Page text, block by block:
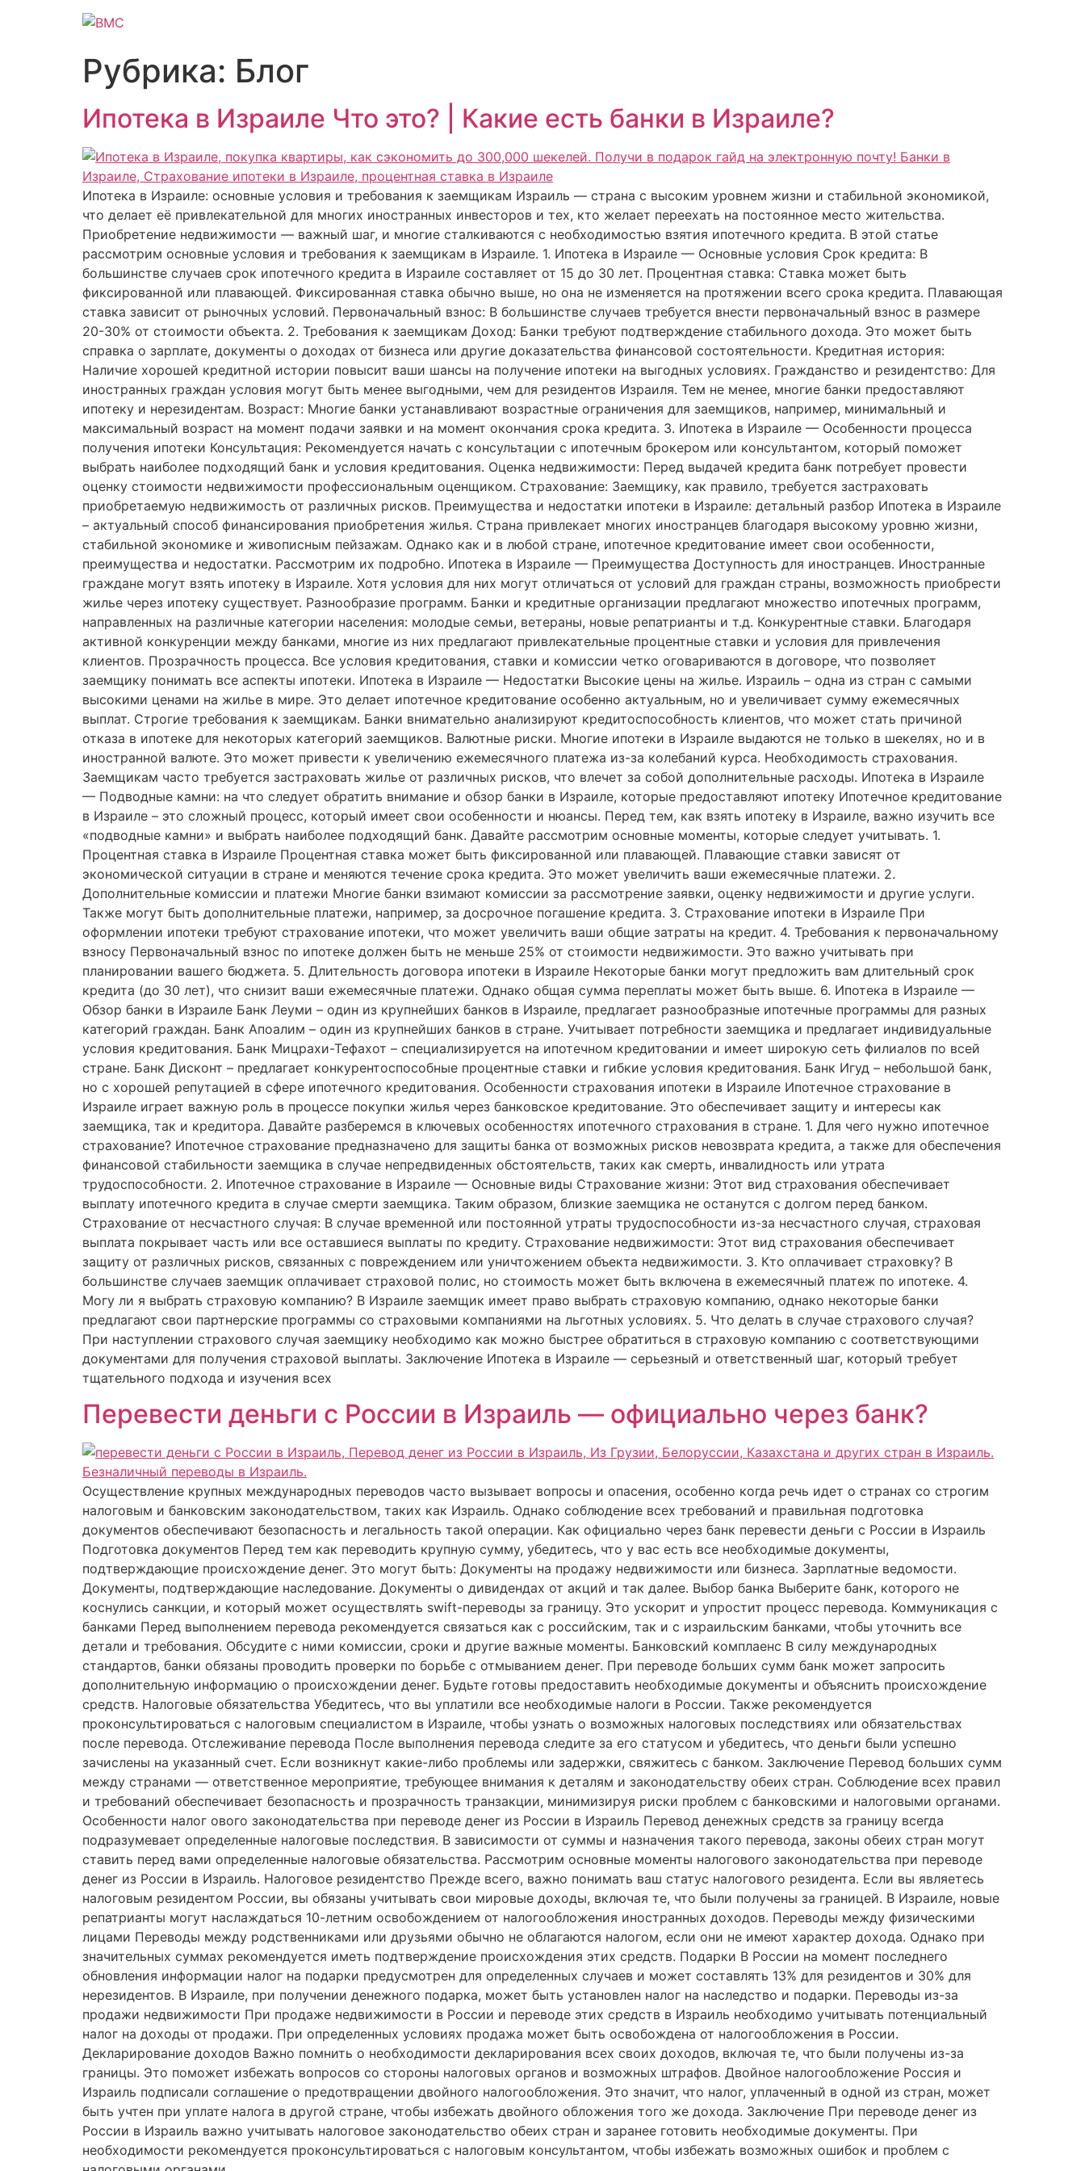
Рубрика: Блог
Ипотека в Израиле Что это? | Какие есть банки в Израиле?
Ипотека в Израиле: основные условия и требования к заемщикам Израиль — страна с высоким уровнем жизни и стабильной экономикой,
что делает её привлекательной для многих иностранных инвесторов и тех, кто желает переехать на постоянное место жительства.
Приобретение недвижимости — важный шаг, и многие сталкиваются с необходимостью взятия ипотечного кредита. В этой статье
рассмотрим основные условия и требования к заемщикам в Израиле. 1. Ипотека в Израиле — Основные условия Срок кредита: В
большинстве случаев срок ипотечного кредита в Израиле составляет от 15 до 30 лет. Процентная ставка: Ставка может быть
фиксированной или плавающей. Фиксированная ставка обычно выше, но она не изменяется на протяжении всего срока кредита. Плавающая
ставка зависит от рыночных условий. Первоначальный взнос: В большинстве случаев требуется внести первоначальный взнос в размере
20-30% от стоимости объекта. 2. Требования к заемщикам Доход: Банки требуют подтверждение стабильного дохода. Это может быть
справка о зарплате, документы о доходах от бизнеса или другие доказательства финансовой состоятельности. Кредитная история:
Наличие хорошей кредитной истории повысит ваши шансы на получение ипотеки на выгодных условиях. Гражданство и резидентство: Для
иностранных граждан условия могут быть менее выгодными, чем для резидентов Израиля. Тем не менее, многие банки предоставляют
ипотеку и нерезидентам. Возраст: Многие банки устанавливают возрастные ограничения для заемщиков, например, минимальный и
максимальный возраст на момент подачи заявки и на момент окончания срока кредита. 3. Ипотека в Израиле — Особенности процесса
получения ипотеки Консультация: Рекомендуется начать с консультации с ипотечным брокером или консультантом, который поможет
выбрать наиболее подходящий банк и условия кредитования. Оценка недвижимости: Перед выдачей кредита банк потребует провести
оценку стоимости недвижимости профессиональным оценщиком. Страхование: Заемщику, как правило, требуется застраховать
приобретаемую недвижимость от различных рисков. Преимущества и недостатки ипотеки в Израиле: детальный разбор Ипотека в Израиле
– актуальный способ финансирования приобретения жилья. Страна привлекает многих иностранцев благодаря высокому уровню жизни,
стабильной экономике и живописным пейзажам. Однако как и в любой стране, ипотечное кредитование имеет свои особенности,
преимущества и недостатки. Рассмотрим их подробно. Ипотека в Израиле — Преимущества Доступность для иностранцев. Иностранные
граждане могут взять ипотеку в Израиле. Хотя условия для них могут отличаться от условий для граждан страны, возможность приобрести
жилье через ипотеку существует. Разнообразие программ. Банки и кредитные организации предлагают множество ипотечных программ,
направленных на различные категории населения: молодые семьи, ветераны, новые репатрианты и т.д. Конкурентные ставки. Благодаря
активной конкуренции между банками, многие из них предлагают привлекательные процентные ставки и условия для привлечения
клиентов. Прозрачность процесса. Все условия кредитования, ставки и комиссии четко оговариваются в договоре, что позволяет
заемщику понимать все аспекты ипотеки. Ипотека в Израиле — Недостатки Высокие цены на жилье. Израиль – одна из стран с самыми
высокими ценами на жилье в мире. Это делает ипотечное кредитование особенно актуальным, но и увеличивает сумму ежемесячных
выплат. Строгие требования к заемщикам. Банки внимательно анализируют кредитоспособность клиентов, что может стать причиной
отказа в ипотеке для некоторых категорий заемщиков. Валютные риски. Многие ипотеки в Израиле выдаются не только в шекелях, но и в
иностранной валюте. Это может привести к увеличению ежемесячного платежа из-за колебаний курса. Необходимость страхования.
Заемщикам часто требуется застраховать жилье от различных рисков, что влечет за собой дополнительные расходы. Ипотека в Израиле
— Подводные камни: на что следует обратить внимание и обзор банки в Израиле, которые предоставляют ипотеку Ипотечное кредитование
в Израиле – это сложный процесс, который имеет свои особенности и нюансы. Перед тем, как взять ипотеку в Израиле, важно изучить все
«подводные камни» и выбрать наиболее подходящий банк. Давайте рассмотрим основные моменты, которые следует учитывать. 1.
Процентная ставка в Израиле Процентная ставка может быть фиксированной или плавающей. Плавающие ставки зависят от
экономической ситуации в стране и меняются течение срока кредита. Это может увеличить ваши ежемесячные платежи. 2.
Дополнительные комиссии и платежи Многие банки взимают комиссии за рассмотрение заявки, оценку недвижимости и другие услуги.
Также могут быть дополнительные платежи, например, за досрочное погашение кредита. 3. Страхование ипотеки в Израиле При
оформлении ипотеки требуют страхование ипотеки, что может увеличить ваши общие затраты на кредит. 4. Требования к первоначальному
взносу Первоначальный взнос по ипотеке должен быть не меньше 25% от стоимости недвижимости. Это важно учитывать при
планировании вашего бюджета. 5. Длительность договора ипотеки в Израиле Некоторые банки могут предложить вам длительный срок
кредита (до 30 лет), что снизит ваши ежемесячные платежи. Однако общая сумма переплаты может быть выше. 6. Ипотека в Израиле —
Обзор банки в Израиле Банк Леуми – один из крупнейших банков в Израиле, предлагает разнообразные ипотечные программы для разных
категорий граждан. Банк Апоалим – один из крупнейших банков в стране. Учитывает потребности заемщика и предлагает индивидуальные
условия кредитования. Банк Мицрахи-Тефахот – специализируется на ипотечном кредитовании и имеет широкую сеть филиалов по всей
стране. Банк Дисконт – предлагает конкурентоспособные процентные ставки и гибкие условия кредитования. Банк Игуд – небольшой банк,
но с хорошей репутацией в сфере ипотечного кредитования. Особенности страхования ипотеки в Израиле Ипотечное страхование в
Израиле играет важную роль в процессе покупки жилья через банковское кредитование. Это обеспечивает защиту и интересы как
заемщика, так и кредитора. Давайте разберемся в ключевых особенностях ипотечного страхования в стране. 1. Для чего нужно ипотечное
страхование? Ипотечное страхование предназначено для защиты банка от возможных рисков невозврата кредита, а также для обеспечения
финансовой стабильности заемщика в случае непредвиденных обстоятельств, таких как смерть, инвалидность или утрата
трудоспособности. 2. Ипотечное страхование в Израиле — Основные виды Страхование жизни: Этот вид страхования обеспечивает
выплату ипотечного кредита в случае смерти заемщика. Таким образом, близкие заемщика не останутся с долгом перед банком.
Страхование от несчастного случая: В случае временной или постоянной утраты трудоспособности из-за несчастного случая, страховая
выплата покрывает часть или все оставшиеся выплаты по кредиту. Страхование недвижимости: Этот вид страхования обеспечивает
защиту от различных рисков, связанных с повреждением или уничтожением объекта недвижимости. 3. Кто оплачивает страховку? В
большинстве случаев заемщик оплачивает страховой полис, но стоимость может быть включена в ежемесячный платеж по ипотеке. 4.
Могу ли я выбрать страховую компанию? В Израиле заемщик имеет право выбрать страховую компанию, однако некоторые банки
предлагают свои партнерские программы со страховыми компаниями на льготных условиях. 5. Что делать в случае страхового случая?
При наступлении страхового случая заемщику необходимо как можно быстрее обратиться в страховую компанию с соответствующими
документами для получения страховой выплаты. Заключение Ипотека в Израиле — серьезный и ответственный шаг, который требует
тщательного подхода и изучения всех
Перевести деньги с России в Израиль — официально через банк?
Осуществление крупных международных переводов часто вызывает вопросы и опасения, особенно когда речь идет о странах со строгим
налоговым и банковским законодательством, таких как Израиль. Однако соблюдение всех требований и правильная подготовка
документов обеспечивают безопасность и легальность такой операции. Как официально через банк перевести деньги с России в Израиль
Подготовка документов Перед тем как переводить крупную сумму, убедитесь, что у вас есть все необходимые документы,
подтверждающие происхождение денег. Это могут быть: Документы на продажу недвижимости или бизнеса. Зарплатные ведомости.
Документы, подтверждающие наследование. Документы о дивидендах от акций и так далее. Выбор банка Выберите банк, которого не
коснулись санкции, и который может осуществлять swift-переводы за границу. Это ускорит и упростит процесс перевода. Коммуникация с
банками Перед выполнением перевода рекомендуется связаться как с российским, так и с израильским банками, чтобы уточнить все
детали и требования. Обсудите с ними комиссии, сроки и другие важные моменты. Банковский комплаенс В силу международных
стандартов, банки обязаны проводить проверки по борьбе с отмыванием денег. При переводе больших сумм банк может запросить
дополнительную информацию о происхождении денег. Будьте готовы предоставить необходимые документы и объяснить происхождение
средств. Налоговые обязательства Убедитесь, что вы уплатили все необходимые налоги в России. Также рекомендуется
проконсультироваться с налоговым специалистом в Израиле, чтобы узнать о возможных налоговых последствиях или обязательствах
после перевода. Отслеживание перевода После выполнения перевода следите за его статусом и убедитесь, что деньги были успешно
зачислены на указанный счет. Если возникнут какие-либо проблемы или задержки, свяжитесь с банком. Заключение Перевод больших сумм
между странами — ответственное мероприятие, требующее внимания к деталям и законодательству обеих стран. Соблюдение всех правил
и требований обеспечивает безопасность и прозрачность транзакции, минимизируя риски проблем с банковскими и налоговыми органами.
Особенности налог ового законодательства при переводе денег из России в Израиль Перевод денежных средств за границу всегда
подразумевает определенные налоговые последствия. В зависимости от суммы и назначения такого перевода, законы обеих стран могут
ставить перед вами определенные налоговые обязательства. Рассмотрим основные моменты налогового законодательства при переводе
денег из России в Израиль. Налоговое резидентство Прежде всего, важно понимать ваш статус налогового резидента. Если вы являетесь
налоговым резидентом России, вы обязаны учитывать свои мировые доходы, включая те, что были получены за границей. В Израиле, новые
репатрианты могут наслаждаться 10-летним освобождением от налогообложения иностранных доходов. Переводы между физическими
лицами Переводы между родственниками или друзьями обычно не облагаются налогом, если они не имеют характер дохода. Однако при
значительных суммах рекомендуется иметь подтверждение происхождения этих средств. Подарки В России на момент последнего
обновления информации налог на подарки предусмотрен для определенных случаев и может составлять 13% для резидентов и 30% для
нерезидентов. В Израиле, при получении денежного подарка, может быть установлен налог на наследство и подарки. Переводы из-за
продажи недвижимости При продаже недвижимости в России и переводе этих средств в Израиль необходимо учитывать потенциальный
налог на доходы от продажи. При определенных условиях продажа может быть освобождена от налогообложения в России.
Декларирование доходов Важно помнить о необходимости декларирования всех своих доходов, включая те, что были получены из-за
границы. Это поможет избежать вопросов со стороны налоговых органов и возможных штрафов. Двойное налогообложение Россия и
Израиль подписали соглашение о предотвращении двойного налогообложения. Это значит, что налог, уплаченный в одной из стран, может
быть учтен при уплате налога в другой стране, чтобы избежать двойного обложения того же дохода. Заключение При переводе денег из
России в Израиль важно учитывать налоговое законодательство обеих стран и заранее готовить необходимые документы. При
необходимости рекомендуется проконсультироваться с налоговым консультантом, чтобы избежать возможных ошибок и проблем с